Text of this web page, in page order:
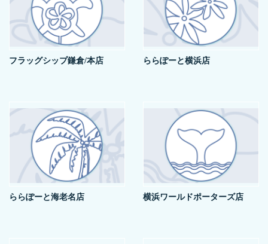
フラッグシップ鎌倉/本店 ららぽーと横浜店
ららぽーと海老名店 横浜ワールドポーターズ店